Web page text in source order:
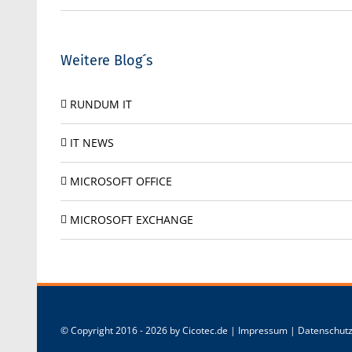
Weitere Blog´s
RUNDUM IT
IT NEWS
MICROSOFT OFFICE
MICROSOFT EXCHANGE
© Copyright 2016 -2026 by Cicotec.de | Impressum | Datenschutz